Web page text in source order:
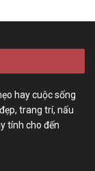
hay cuộc sống
trang trí, nấu
tính cho đến